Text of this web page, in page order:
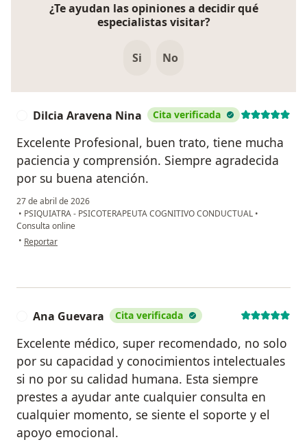
¿Te ayudan las opiniones a decidir qué
especialistas visitar?
Si No
Dilcia Aravena Nina Cita verificada
Excelente Profesional, buen trato, tiene mucha
paciencia y comprensión. Siempre agradecida
por su buena atención.
27 de abril de 2026
• PSIQUIATRA - PSICOTERAPEUTA COGNITIVO CONDUCTUAL •
Consulta online
• en opinión del usuario Dilcia Aravena Nina
Reportar
Ana Guevara Cita verificada
Excelente médico, super recomendado, no solo
por su capacidad y conocimientos intelectuales
si no por su calidad humana. Esta siempre
prestes a ayudar ante cualquier consulta en
cualquier momento, se siente el soporte y el
apoyo emocional.